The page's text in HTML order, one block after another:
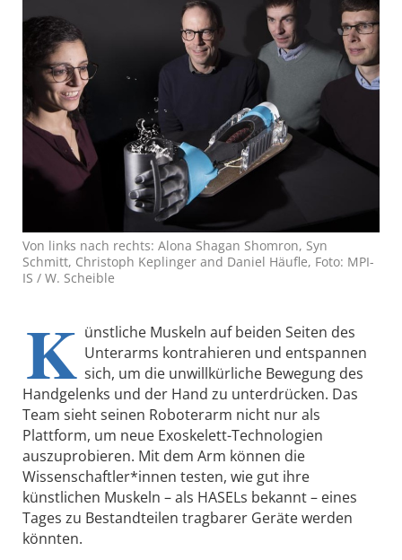
Von links nach rechts: Alona Shagan Shomron, Syn
Schmitt, Christoph Keplinger and Daniel Häufle, Foto: MPI-
IS / W. Scheible
K ünstliche Muskeln auf beiden Seiten des
Unterarms kontrahieren und entspannen
sich, um die unwillkürliche Bewegung des
Handgelenks und der Hand zu unterdrücken. Das
Team sieht seinen Roboterarm nicht nur als
Plattform, um neue Exoskelett-Technologien
auszuprobieren. Mit dem Arm können die
Wissenschaftler*innen testen, wie gut ihre
künstlichen Muskeln – als HASELs bekannt – eines
Tages zu Bestandteilen tragbarer Geräte werden
könnten.